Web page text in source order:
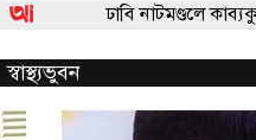
ঢাবি নাটমণ্ডলে কাব্যকুহুকের ‘শ্রাবণ
স্বাস্থ্যভুবন